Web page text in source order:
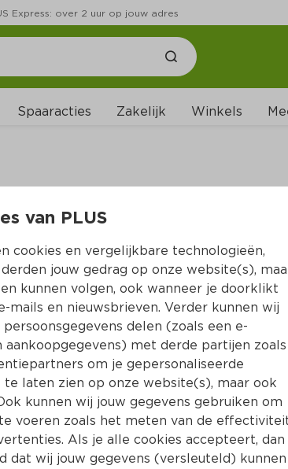
Express: over 2 uur op jouw adres
Spaaracties Zakelijk Winkels
paprika
van PLUS
cookies en vergelijkbare technologieën,
jouw gedrag op onze website(s),
kunnen volgen, ook wanneer je doorklikt
mails en nieuwsbrieven. Verder kunnen wij
delen (zoals een e-
aankoopgegevens) met derde partijen zoals
om je gepersonaliseerde
laten zien op onze website(s), maar ook
kunnen wij jouw gegevens gebruiken om
voeren zoals het meten van de
Als je alle cookies accepteert, dan
dat wij jouw gegevens (versleuteld) kunnen